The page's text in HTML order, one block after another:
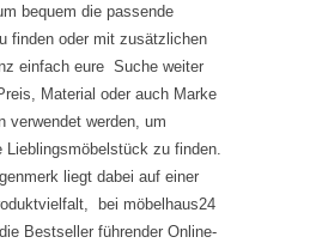
bequem die passende
finden oder mit zusätzlichen
einfach eure Suche weiter
Material oder auch Marke
verwendet werden, um
Lieblingsmöbelstück zu finden.
liegt dabei auf einer
bei möbelhaus24
Bestseller führender Online-